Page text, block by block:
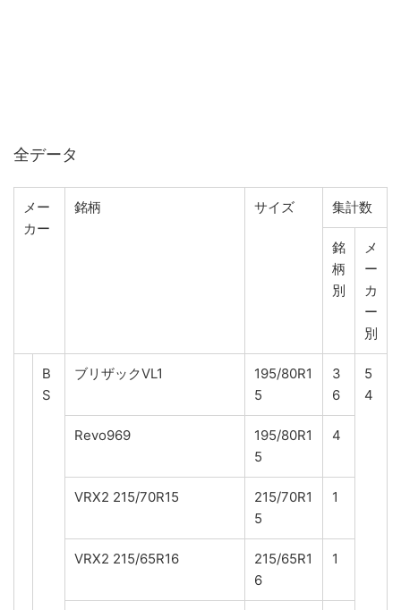
全データ
メー
カー
銘柄 サイズ 集計数
銘
柄
別
メ
ー
カ
ー
別
B
S
ブリザックVL1
195/80R1
5
3
6
5
4
Revo969
195/80R1
5
4
VRX2 215/70R15
215/70R1
5
1
VRX2 215/65R16
215/65R1
6
1